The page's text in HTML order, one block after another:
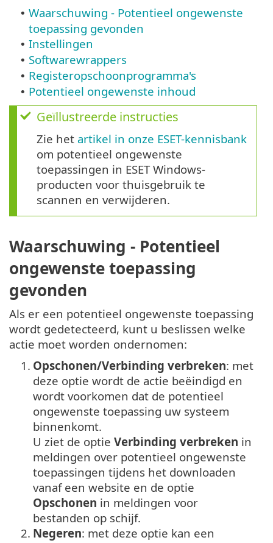
• Waarschuwing - Potentieel ongewenste
toepassing gevonden
• Instellingen
• Softwarewrappers
• Registeropschoonprogramma's
• Potentieel ongewenste inhoud
Geïllustreerde instructies
Zie het artikel in onze ESET-kennisbank
om potentieel ongewenste
toepassingen in ESET Windows-
producten voor thuisgebruik te
scannen en verwijderen.
Waarschuwing - Potentieel
ongewenste toepassing
gevonden
Als er een potentieel ongewenste toepassing
wordt gedetecteerd, kunt u beslissen welke
actie moet worden ondernomen:
1. Opschonen/Verbinding verbreken: met
deze optie wordt de actie beëindigd en
wordt voorkomen dat de potentieel
ongewenste toepassing uw systeem
binnenkomt.
U ziet de optie Verbinding verbreken in
meldingen over potentieel ongewenste
toepassingen tijdens het downloaden
vanaf een website en de optie
Opschonen in meldingen voor
bestanden op schijf.
2. Negeren: met deze optie kan een